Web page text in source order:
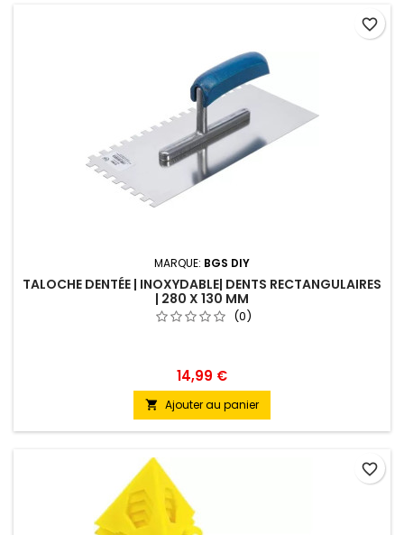
MARQUE: BGS DIY
TALOCHE DENTÉE | INOXYDABLE| DENTS RECTANGULAIRES
| 280 X 130 MM
(0)
14,99 €
 Ajouter au panier
favorite_border
favorite_border